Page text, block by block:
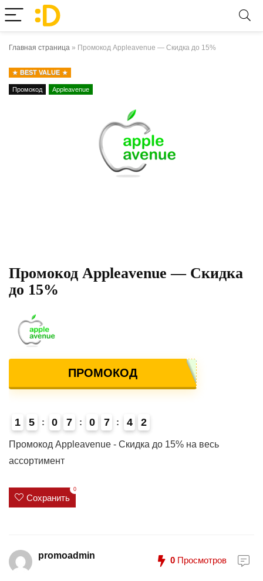
Главная страница » Промокод Appleavenue — Скидка до 15%
BEST VALUE
Промокод Appleavenue
Промокод Appleavenue — Скидка
до 15%
ПРОМОКОД
1
4
5 0 7 0 7 4 1
2
Промокод Appleavenue - Скидка до 15% на весь
ассортимент
Сохранить
0
promoadmin 0 Просмотров